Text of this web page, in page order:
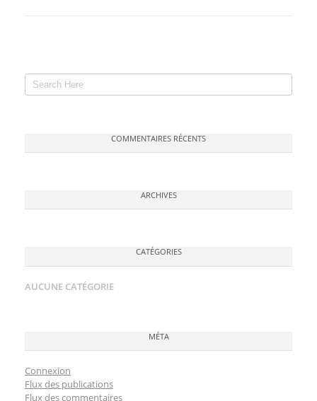
COMMENTAIRES RÉCENTS
ARCHIVES
CATÉGORIES
AUCUNE CATÉGORIE
MÉTA
Connexion
Flux des publications
Flux des commentaires